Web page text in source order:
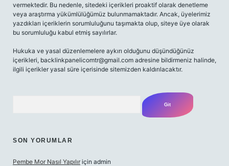
vermektedir. Bu nedenle, sitedeki içerikleri proaktif olarak denetleme
veya araştırma yükümlülüğümüz bulunmamaktadır. Ancak, üyelerimiz
yazdıkları içeriklerin sorumluluğunu taşımakta olup, siteye üye olarak
bu sorumluluğu kabul etmiş sayılırlar.
Hukuka ve yasal düzenlemelere aykırı olduğunu düşündüğünüz
içerikleri, backlinkpanelicomtr@gmail.com adresine bildirmeniz halinde,
ilgili içerikler yasal süre içerisinde sitemizden kaldırılacaktır.
SON YORUMLAR
Pembe Mor Nasıl Yapılır için admin